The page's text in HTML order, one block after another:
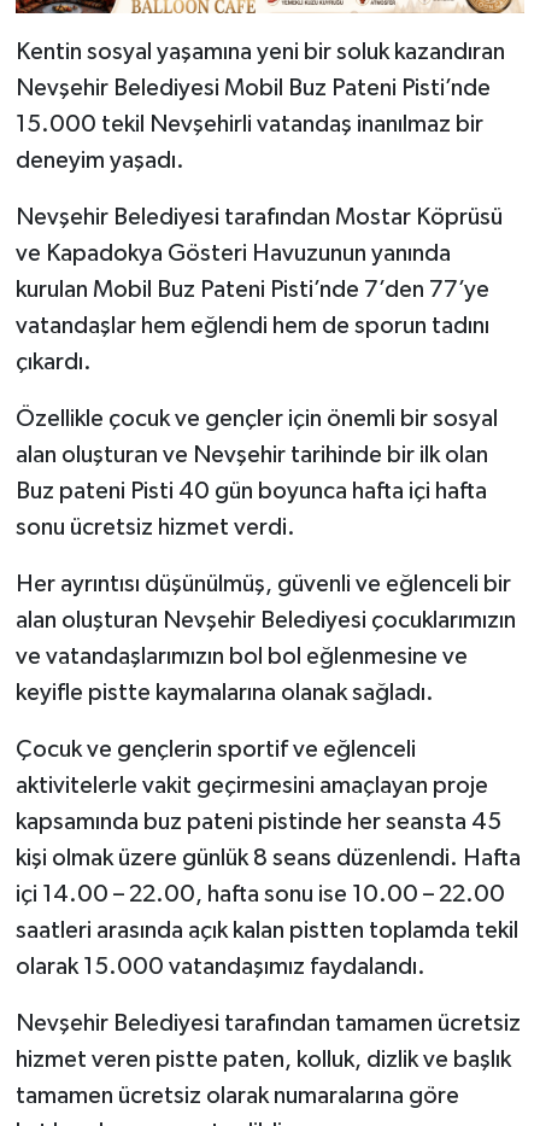
Kentin sosyal yaşamına yeni bir soluk kazandıran
Nevşehir Belediyesi Mobil Buz Pateni Pisti’nde
15.000 tekil Nevşehirli vatandaş inanılmaz bir
deneyim yaşadı.
Nevşehir Belediyesi tarafından Mostar Köprüsü
ve Kapadokya Gösteri Havuzunun yanında
kurulan Mobil Buz Pateni Pisti’nde 7’den 77’ye
vatandaşlar hem eğlendi hem de sporun tadını
çıkardı.
Özellikle çocuk ve gençler için önemli bir sosyal
alan oluşturan ve Nevşehir tarihinde bir ilk olan
Buz pateni Pisti 40 gün boyunca hafta içi hafta
sonu ücretsiz hizmet verdi.
Her ayrıntısı düşünülmüş, güvenli ve eğlenceli bir
alan oluşturan Nevşehir Belediyesi çocuklarımızın
ve vatandaşlarımızın bol bol eğlenmesine ve
keyifle pistte kaymalarına olanak sağladı.
Çocuk ve gençlerin sportif ve eğlenceli
aktivitelerle vakit geçirmesini amaçlayan proje
kapsamında buz pateni pistinde her seansta 45
kişi olmak üzere günlük 8 seans düzenlendi. Hafta
içi 14.00 – 22.00, hafta sonu ise 10.00 – 22.00
saatleri arasında açık kalan pistten toplamda tekil
olarak 15.000 vatandaşımız faydalandı.
Nevşehir Belediyesi tarafından tamamen ücretsiz
hizmet veren pistte paten, kolluk, dizlik ve başlık
tamamen ücretsiz olarak numaralarına göre